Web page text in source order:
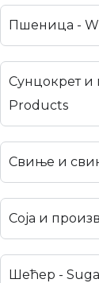
Пшеница -
Сунцокрет и
Products
Свиње и
Соја и
Шећер -